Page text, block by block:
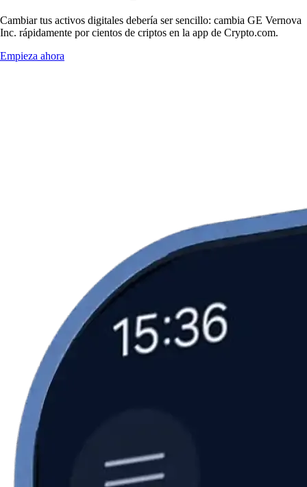
Cambiar tus activos digitales debería ser sencillo: cambia GE Vernova
Inc. rápidamente por cientos de criptos en la app de Crypto.com.
Empieza ahora